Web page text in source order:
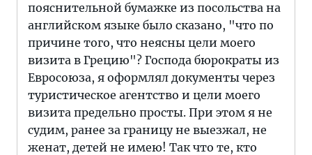
пояснительной бумажке из посольства на
английском языке было сказано, "что по
причине того, что неясны цели моего
визита в Грецию"? Господа бюрократы из
Евросоюза, я оформлял документы через
туристическое агентство и цели моего
визита предельно просты. При этом я не
судим, ранее за границу не выезжал, не
женат, детей не имею! Так что те, кто